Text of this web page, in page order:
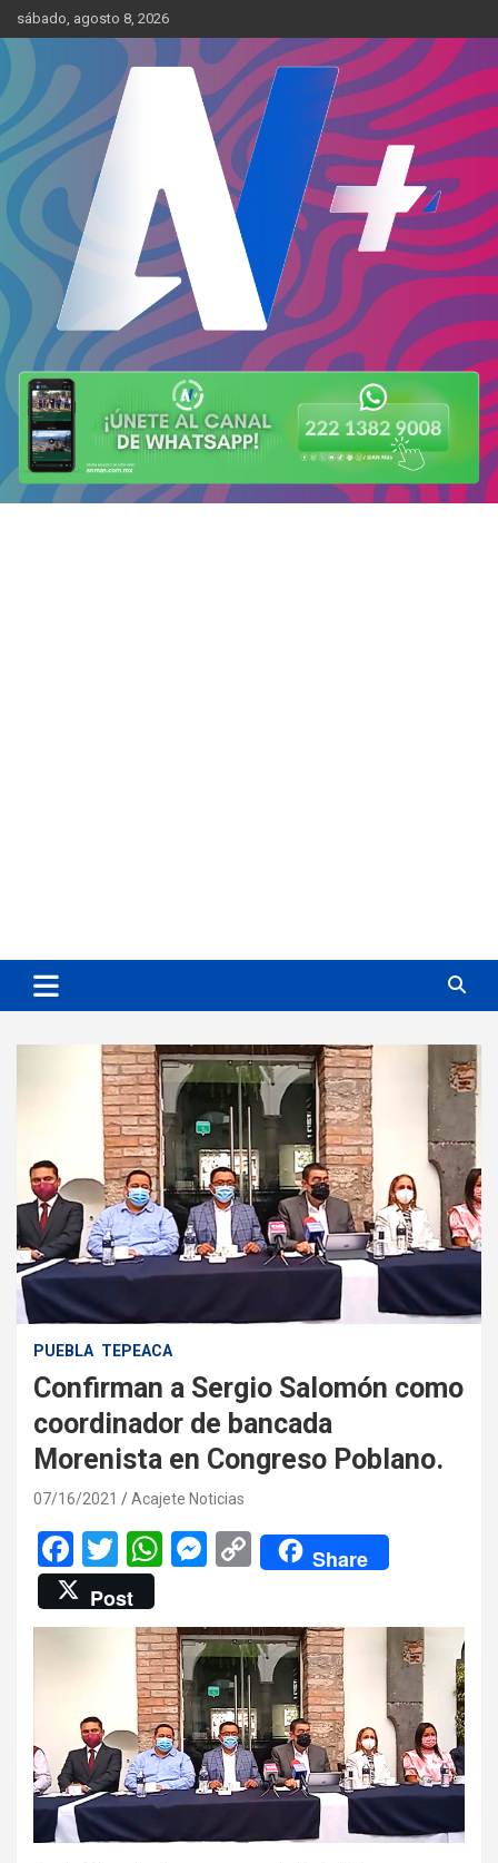
Skip
to
content
sábado, agosto 8, 2026
AN Más
Más cerca de ti
PUEBLA TEPEACA
Confirman a Sergio Salomón como
coordinador de bancada
Morenista en Congreso Poblano.
07/16/2021 Acajete Noticias
F
a
ce
o
o
k
T
wi
tt
er
W
at
s
A
p
p
M
se
n
g
er
C
o
py
Li
n
k
Share
Post